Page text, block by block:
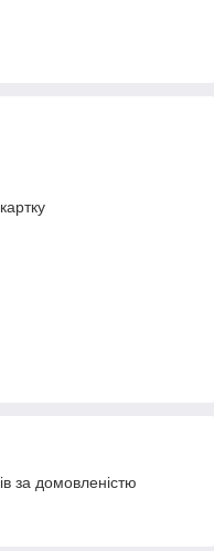
за домовленістю